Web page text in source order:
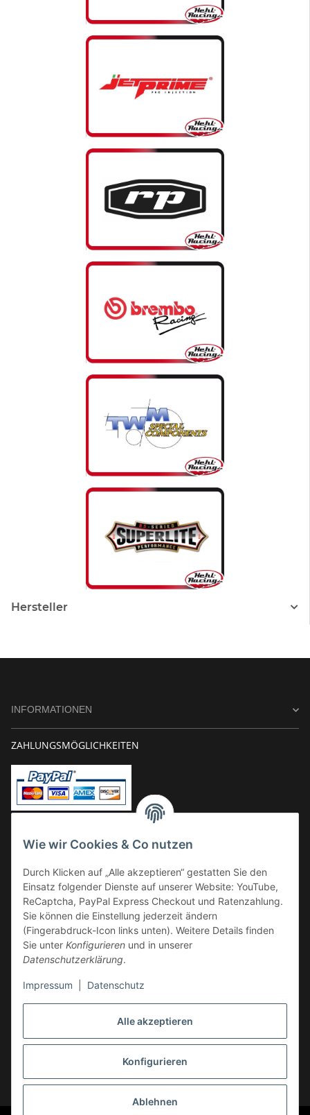
Alle akzeptieren
Konfigurieren
Ablehnen
Wie wir Cookies & Co nutzen
Durch Klicken auf „Alle akzeptieren“ gestatten Sie den
Einsatz folgender Dienste auf unserer Website: YouTube,
ReCaptcha, PayPal Express Checkout und Ratenzahlung.
Sie können die Einstellung jederzeit ändern
(Fingerabdruck-Icon links unten). Weitere Details finden
Sie unter Konfigurieren und in unserer
Datenschutzerklärung.
Impressum Datenschutz
Hersteller
INFORMATIONEN
ZAHLUNGSMÖGLICHKEITEN
Kauf auf Rechnung
VERSAND
Vertrag widerrufen